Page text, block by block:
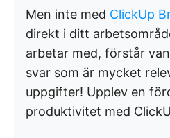
Men inte med ClickUp
direkt i ditt
arbetar med, förstår
svar som är mycket
uppgifter! Upplev en
produktivitet med